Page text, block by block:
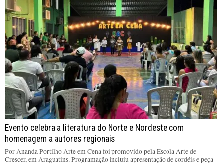
Evento celebra a literatura do Norte e Nordeste com
homenagem a autores regionais
Por Ananda Portilho Arte em Cena foi promovido pela Escola Arte de
Crescer, em Araguatins. Programação incluiu apresentação de cordéis e peça